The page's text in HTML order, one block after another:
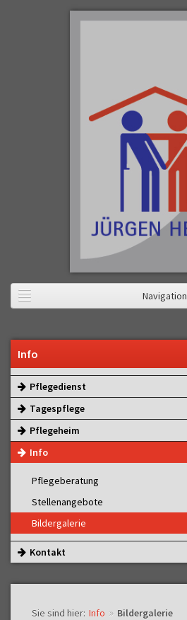
Navigation
TAGESPFLEGE
PFLEGEHEIM
INFO
KONTAKT
Info
Pflegedienst
Tagespflege
Pflegeheim
Info
Pflegeberatung
Stellenangebote
Bildergalerie
Kontakt
Sie sind hier: Info » Bildergalerie